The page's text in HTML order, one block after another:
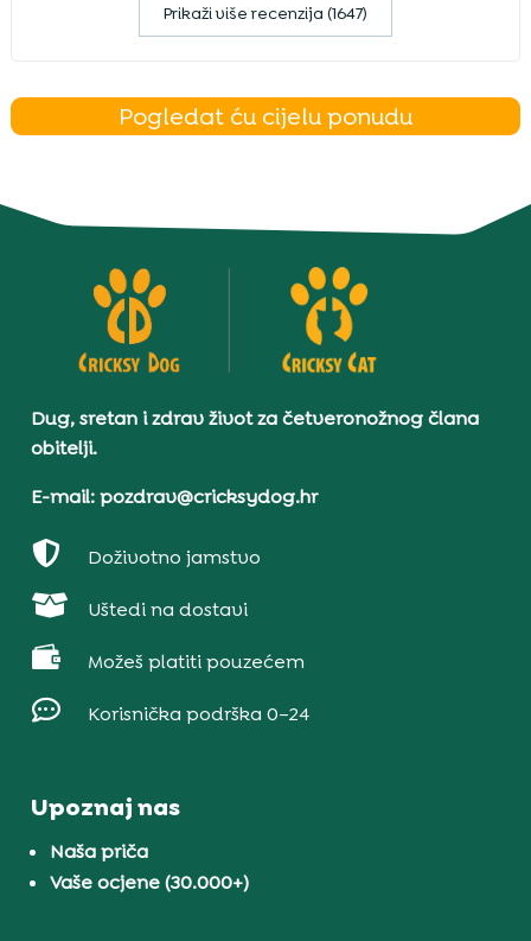
Prikaži više recenzija (1647)
Pogledat ću cijelu ponudu
Dug, sretan i zdrav život za četveronožnog člana
obitelji.
E-mail: pozdrav@cricksydog.hr
 Doživotno jamstvo
 Uštedi na dostavi
 Možeš platiti pouzećem
 Korisnička podrška 0–24
Upoznaj nas
Naša priča
Vaše ocjene (30.000+)